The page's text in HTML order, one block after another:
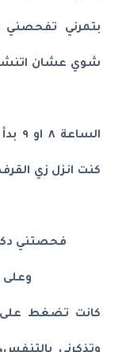
بتمرني تفحصني
شوي عشان
كنت انزل زي
فحصتني دكتورة
وعلى الساعة ١١
كانت تضغط على